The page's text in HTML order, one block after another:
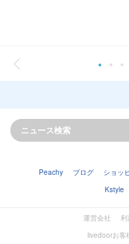
Peachy ブログ ショッ
Kstyle
運営会社 利
livedoorお客